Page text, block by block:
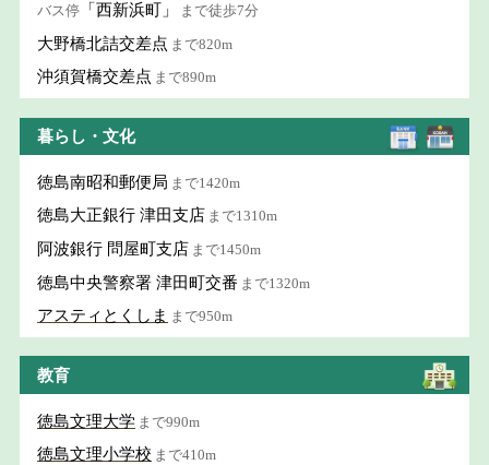
バス停 「西新浜町」 まで徒歩7分
大野橋北詰交差点 まで820m
沖須賀橋交差点 まで890m
暮らし・文化
徳島南昭和郵便局 まで1420m
徳島大正銀行 津田支店 まで1310m
阿波銀行 問屋町支店 まで1450m
徳島中央警察署 津田町交番 まで1320m
アスティとくしま まで950m
教育
徳島文理大学 まで990m
徳島文理小学校 まで410m